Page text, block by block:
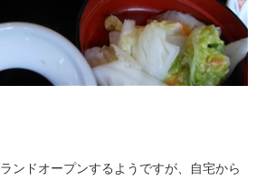
ンドオープンするようですが、自宅から